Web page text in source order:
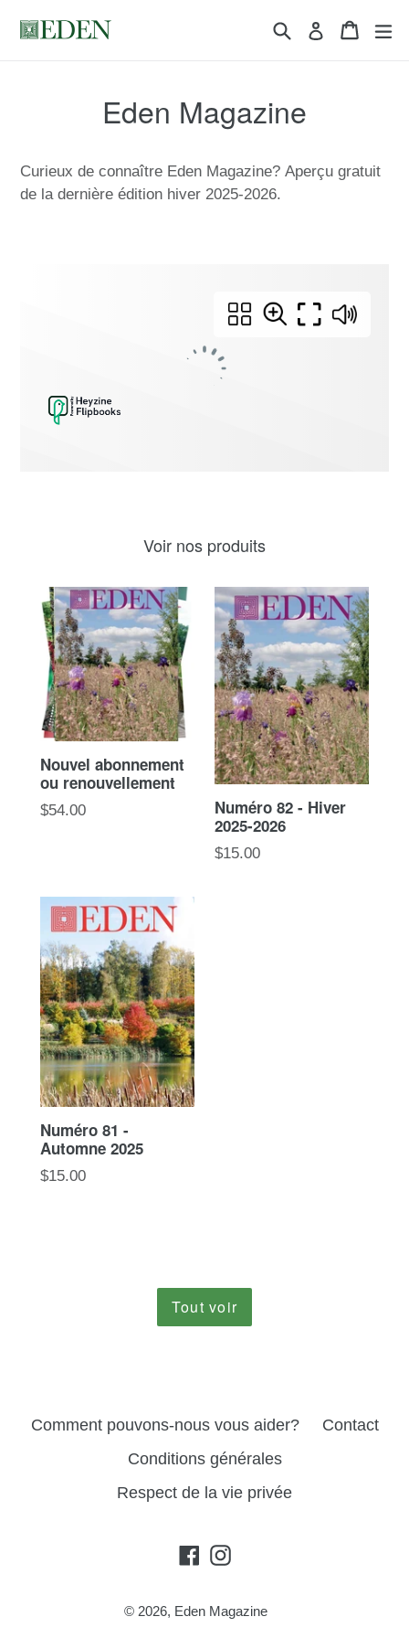
manquante
ChercherInscrivez-
Panier
Panier
Eden Magazine
Curieux de connaître Eden Magazine? Aperçu gratuit
de la dernière édition hiver 2025-2026.
Voir nos produits
Nouvel abonnement
ou renouvellement
Prix
$54.00
Numéro 82 - Hiver
2025-2026
Prix
$15.00
Numéro 81 -
Automne 2025
Prix
$15.00
Tout voir
Comment pouvons-nous vous aider?
Contact
Conditions générales
Respect de la vie privée
Facebook
Insta
© 2026, Eden Magazine